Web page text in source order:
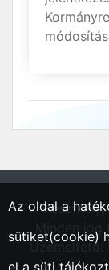
Minden
Az oldal a
sütiket(cookie)
el a süti